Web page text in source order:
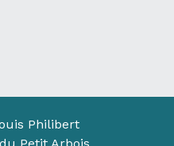
Philibert